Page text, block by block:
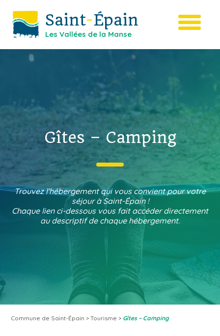
Saint-Épain
Les Vallées de la Manse
Gîtes – Camping
Trouvez l'hébergement qui vous convient pour votre
séjour à Saint-Épain !
Chaque lien ci-dessous vous fait accéder directement
au descriptif de chaque hébergement.
Commune de Saint-Épain >Tourisme > Gîtes – Camping